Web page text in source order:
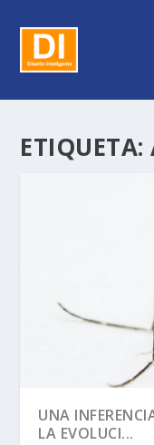
ETIQUETA:
UNA
LA EVOLUCI...